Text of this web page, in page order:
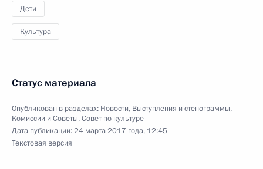
Дети
Культура
Статус материала
Опубликован в разделах: Новости, Выступления и стенограммы,
Комиссии и Советы,Совет по культуре
Дата публикации:24 марта 2017 года, 12:45
Текстовая версия